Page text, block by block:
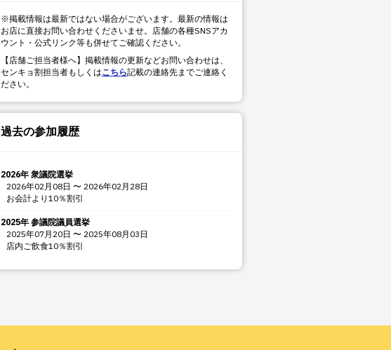
※掲載情報は最新ではない場合がございます。最新の情報は
お店に直接お問い合わせくださいませ。店舗の各種SNSアカ
ウント・公式リンク等も併せてご確認ください。
【店舗ご担当者様へ】掲載情報の更新などお問い合わせは、
センキョ割担当者もしくはこちら記載の連絡先までご連絡く
ださい。
過去の参加履歴
2026年 衆議院選挙
2026年02月08日 〜 2026年02月28日
お会計より10％割引
2025年 参議院議員選挙
2025年07月20日 〜 2025年08月03日
店内ご飲食10％割引